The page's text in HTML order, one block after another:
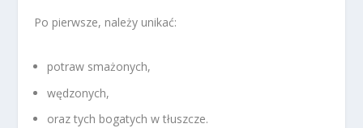
Po pierwsze, należy unikać:
potraw smażonych,
wędzonych,
oraz tych bogatych w tłuszcze.